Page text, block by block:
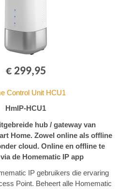
€ 299,95
Control Unit HCU1
HmIP-HCU1
hub / gateway van
Home. Zowel online als offline
cloud. Online en offline te
de Homematic IP app
IP gebruikers die ervaring
Point. Beheert alle Homematic